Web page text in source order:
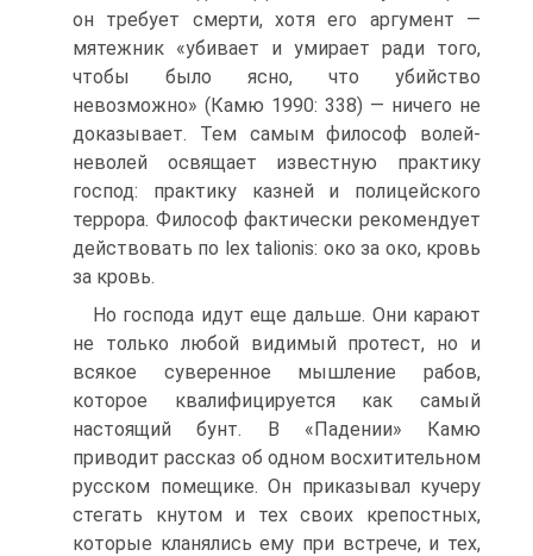
он требует смерти, хотя его аргумент —
мятежник «убивает и умирает ради того,
чтобы было ясно, что убийство
невозможно» (Камю 1990: 338) — ничего не
доказывает. Тем самым философ волей-
неволей освящает известную практику
господ: практику казней и полицейского
террора. Философ фактически рекомендует
действовать по lex talionis: око за око, кровь
за кровь.
Но господа идут еще дальше. Они карают
не только любой видимый протест, но и
всякое суверенное мышление рабов,
которое квалифицируется как самый
настоящий бунт. В «Падении» Камю
приводит рассказ об одном восхитительном
русском помещике. Он приказывал кучеру
стегать кнутом и тех своих крепостных,
которые кланялись ему при встрече, и тех,